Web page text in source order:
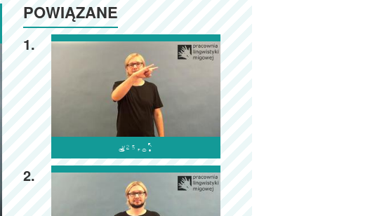
POWIĄZANE
1.

2.